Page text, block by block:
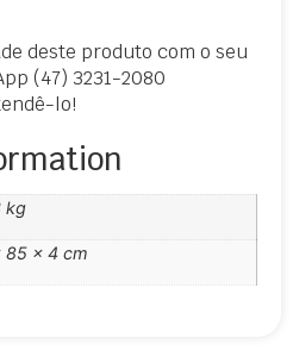
deste produto com o seu
(47) 3231-2080
lo!
kg
85 × 4 cm